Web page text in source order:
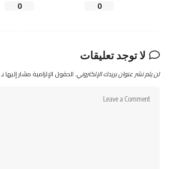
0
0
لا توجد تعليقات
لن يتم نشر عنوان بريدك الإلكتروني. الحقول الإلزامية مشار إليها بـ